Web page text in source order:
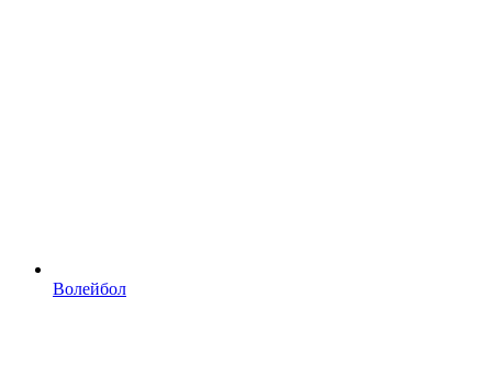
Волейбол